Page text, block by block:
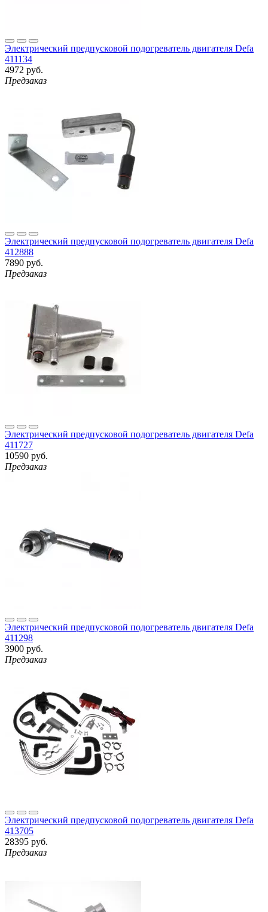
Электрический предпусковой подогреватель двигателя Defa
411134
4972 руб.
Предзаказ
Электрический предпусковой подогреватель двигателя Defa
412888
7890 руб.
Предзаказ
Электрический предпусковой подогреватель двигателя Defa
411727
10590 руб.
Предзаказ
Электрический предпусковой подогреватель двигателя Defa
411298
3900 руб.
Предзаказ
Электрический предпусковой подогреватель двигателя Defa
413705
28395 руб.
Предзаказ